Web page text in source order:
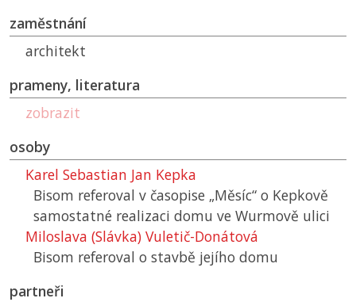
zaměstnání
architekt
prameny, literatura
zobrazit
osoby
Karel Sebastian Jan Kepka
Bisom referoval v časopise „Měsíc“ o Kepkově
samostatné realizaci domu ve Wurmově ulici
Miloslava (Slávka) Vuletič-Donátová
Bisom referoval o stavbě jejího domu
partneři